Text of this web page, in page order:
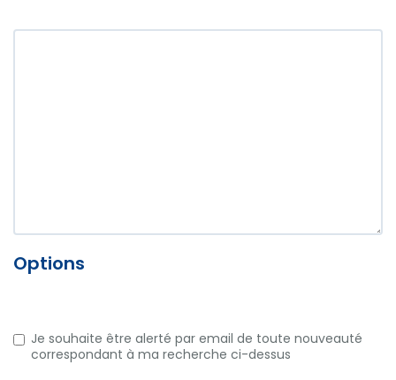
Options
Je souhaite être alerté par email de toute nouveauté
correspondant à ma recherche ci-dessus